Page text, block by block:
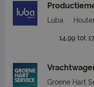
Luba
14,99 tot
Groene Hart